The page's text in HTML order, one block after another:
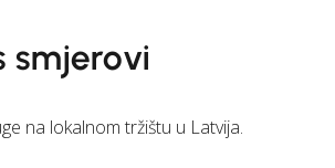
smjerovi
na lokalnom tržištu u Latvija.